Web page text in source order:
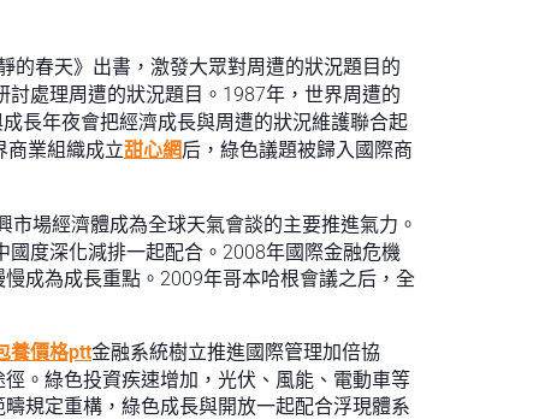
的春天》出書，激發大眾對周遭的狀況題目的
處理周遭的狀況題目。1987年，世界周遭的
長年夜會把經濟成長與周遭的狀況維護聯合起
商業組織成立甜心網后，綠色議題被歸入國際商
場經濟體成為全球天氣會談的主要推進氣力。
度深化減排一起配合。2008年國際金融危機
成為成長重點。2009年哥本哈根會議之后，全
養價格ptt金融系統樹立推進國際管理加倍協
。綠色投資疾速增加，光伏、風能、電動車等
規定重構，綠色成長與開放一起配合浮現體系